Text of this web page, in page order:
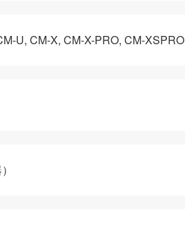
U, CM-X, CM-X-PRO, CM-XSPRO